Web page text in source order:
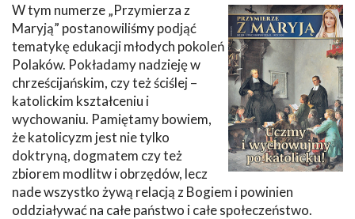
W tym numerze „Przymierza z
Maryją” postanowiliśmy podjąć
tematykę edukacji młodych pokoleń
Polaków. Pokładamy nadzieję w
chrześcijańskim, czy też ściślej –
katolickim kształceniu i
wychowaniu. Pamiętamy bowiem,
że katolicyzm jest nie tylko
doktryną, dogmatem czy też
zbiorem modlitw i obrzędów, lecz
nade wszystko żywą relacją z Bogiem i powinien
oddziaływać na całe państwo i całe społeczeństwo.